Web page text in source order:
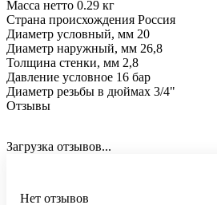
Масса нетто 0.29 кг
Страна происхождения Россия
Диаметр условный, мм 20
Диаметр наружный, мм 26,8
Толщина стенки, мм 2,8
Давление условное 16 бар
Диаметр резьбы в дюймах 3/4"
Отзывы
Загрузка отзывов...
Нет отзывов